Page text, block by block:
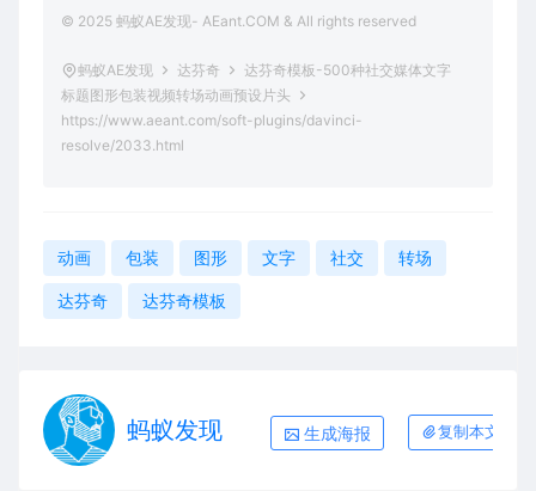
© 2025 蚂蚁AE发现- AEant.COM & All rights reserved
蚂蚁AE发现 达芬奇
达芬奇模板-500种社交媒体文字
标题图形包装视频转场动画预设片头
https://www.aeant.com/soft-plugins/davinci-
resolve/2033.html
动画 包装 图形 文字 社交 转场
达芬奇 达芬奇模板
蚂蚁发现 生成海报 复制本文链接